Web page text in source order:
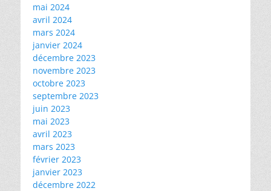
mai 2024
avril 2024
mars 2024
janvier 2024
décembre 2023
novembre 2023
octobre 2023
septembre 2023
juin 2023
mai 2023
avril 2023
mars 2023
février 2023
janvier 2023
décembre 2022